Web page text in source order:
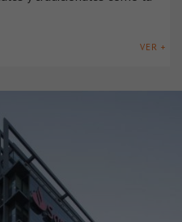
VER +